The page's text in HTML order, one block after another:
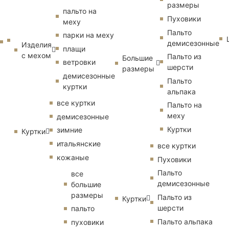
Изделия
с мехом
пальто на
меху
парки на меху
плащи
ветровки
демисезонные
куртки
Куртки
все куртки
демисезонные
зимние
итальянские
кожаные
все
большие
размеры
пальто
пуховики
Большие
размеры
размеры
Пуховики
Пальто
демисезонные
Пальто из
шерсти
Пальто
альпака
Пальто на
меху
Куртки
Куртки
все куртки
Пуховики
Пальто
демисезонные
Пальто из
шерсти
Пальто альпака